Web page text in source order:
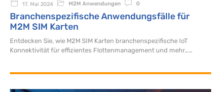
17. Mai 2024 M2M Anwendungen 0
Branchenspezifische Anwendungsfälle für
M2M SIM Karten
Entdecken Sie, wie M2M SIM Karten branchenspezifische IoT
Konnektivität für effizientes Flottenmanagement und mehr…